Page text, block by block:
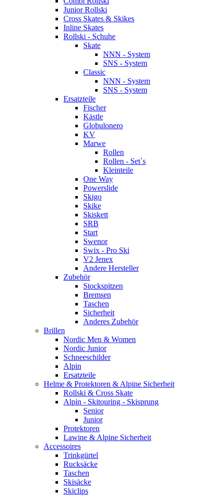
Junior Rollski
Cross Skates & Skikes
Inline Skates
Rollski - Schuhe
Skate
NNN - System
SNS - System
Classic
NNN - System
SNS - System
Ersatzteile
Fischer
Kästle
Globulonero
KV
Marwe
Rollen
Rollen - Set`s
Kleinteile
One Way
Powerslide
Skigo
Skike
Skiskett
SRB
Start
Swenor
Swix - Pro Ski
V2 Jenex
Andere Hersteller
Zubehör
Stockspitzen
Bremsen
Taschen
Sicherheit
Anderes Zubehör
Brillen
Nordic Men & Women
Nordic Junior
Schneeschilder
Alpin
Ersatzteile
Helme & Protektoren & Alpine Sicherheit
Rollski & Cross Skate
Alpin - Skitouring - Skisprung
Senior
Junior
Protektoren
Lawine & Alpine Sicherheit
Accessoires
Trinkgürtel
Rucksäcke
Taschen
Skisäcke
Skiclips